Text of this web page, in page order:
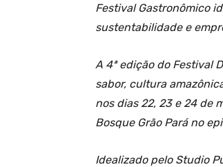
Festival Gastronômico
sustentabilidade e
A 4ª edição do Festival
sabor, cultura
nos dias 22, 23 e 24 de
Bosque Grão Pará no
Idealizado pelo Studio